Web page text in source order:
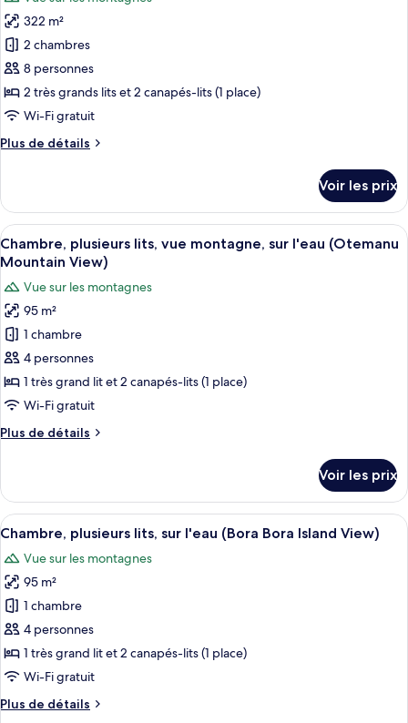
Mountain
View)
chambre,
vue
montagne,
sur
(Otemanu
Mountain
photos
pour
ce
type
de
chambre :
2
montagne,
sur
l'eau
(Otemanu
Mountain
View)
322 m²
2 chambres
8 personnes
2 très grands lits et 2 canapés-lits (1 place)
Wi-Fi gratuit
Plus de détails
Plus
le
type
de
chambre
2
chambres,
vue
montagne,
sur
(Otemanu
Mountain
Voir les prix
Afficher
toutes
photos
pour
ce
type
de
chambre :
plusieurs
montagne,
sur
(Otemanu
Mountain
View)
Une terrasse en bois qui mène à
11
Chambre, plusieurs lits, vue montagne, sur l'eau (Otemanu
Mountain View)
Vue sur les montagnes
95 m²
1 chambre
4 personnes
1 très grand lit et 2 canapés-lits (1 place)
Wi-Fi gratuit
Plus de détails
Plus
le
type
de
Chambre,
plusieurs
lits,
vue
montagne,
sur
l'eau
(Otemanu
View)
Voir les prix
Afficher
toutes
les
photos
pour
ce
type
de
chambre :
Chambre,
Une terrasse en bois surplombant
11
Chambre, plusieurs lits, sur l'eau (Bora Bora Island View)
Vue sur les montagnes
95 m²
1 chambre
4 personnes
1 très grand lit et 2 canapés-lits (1 place)
Wi-Fi gratuit
Plus de détails
Plus